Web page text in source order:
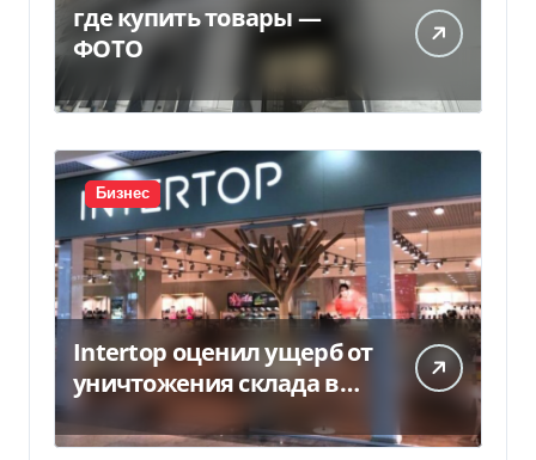
где купить товары —
ФОТО
Бизнес
Intertop оценил ущерб от
уничтожения склада в